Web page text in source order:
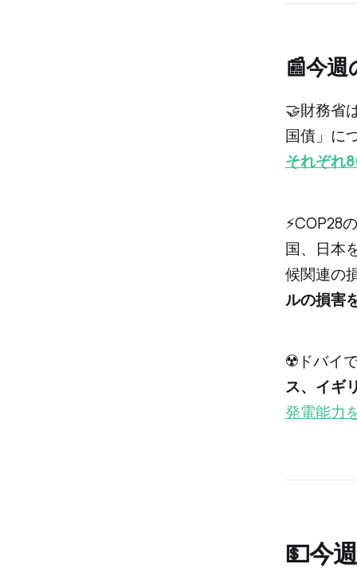
📰今
🤝財務省
国債」に
それぞれ
⚡️COP28
国、日本
候関連の
ルの損害
☢️ドバイ
ス、イギ
発電能力
💵今